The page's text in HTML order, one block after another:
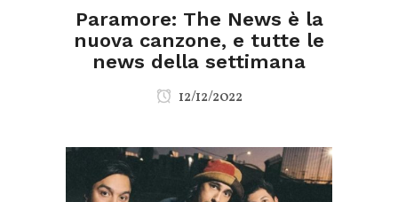
Paramore: The News è la
nuova canzone, e tutte le
news della settimana
12/12/2022